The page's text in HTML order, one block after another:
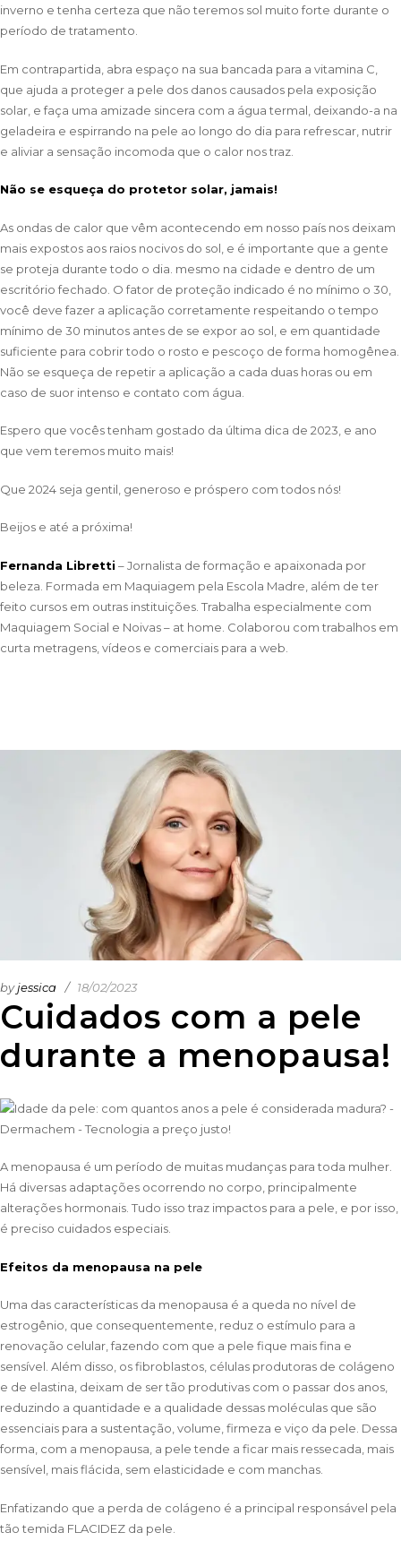
inverno e tenha certeza que não teremos sol muito forte durante o
período de tratamento.
Em contrapartida, abra espaço na sua bancada para a vitamina C,
que ajuda a proteger a pele dos danos causados pela exposição
solar, e faça uma amizade sincera com a água termal, deixando-a na
geladeira e espirrando na pele ao longo do dia para refrescar, nutrir
e aliviar a sensação incomoda que o calor nos traz.
Não se esqueça do protetor solar, jamais!
As ondas de calor que vêm acontecendo em nosso país nos deixam
mais expostos aos raios nocivos do sol, e é importante que a gente
se proteja durante todo o dia. mesmo na cidade e dentro de um
escritório fechado. O fator de proteção indicado é no mínimo o 30,
você deve fazer a aplicação corretamente respeitando o tempo
mínimo de 30 minutos antes de se expor ao sol, e em quantidade
suficiente para cobrir todo o rosto e pescoço de forma homogênea.
Não se esqueça de repetir a aplicação a cada duas horas ou em
caso de suor intenso e contato com água.
Espero que vocês tenham gostado da última dica de 2023, e ano
que vem teremos muito mais!
Que 2024 seja gentil, generoso e próspero com todos nós!
Beijos e até a próxima!
Fernanda Libretti – Jornalista de formação e apaixonada por
beleza. Formada em Maquiagem pela Escola Madre, além de ter
feito cursos em outras instituições. Trabalha especialmente com
Maquiagem Social e Noivas – at home. Colaborou com trabalhos em
curta metragens, vídeos e comerciais para a web.
Cuidados com a pele
durante a menopausa!
byjessica 18/02/2023
A menopausa é um período de muitas mudanças para toda mulher.
Há diversas adaptações ocorrendo no corpo, principalmente
alterações hormonais. Tudo isso traz impactos para a pele, e por isso,
é preciso cuidados especiais.
Efeitos da menopausa na pele
Uma das características da menopausa é a queda no nível de
estrogênio, que consequentemente, reduz o estímulo para a
renovação celular, fazendo com que a pele fique mais fina e
sensível. Além disso, os fibroblastos, células produtoras de colágeno
e de elastina, deixam de ser tão produtivas com o passar dos anos,
reduzindo a quantidade e a qualidade dessas moléculas que são
essenciais para a sustentação, volume, firmeza e viço da pele. Dessa
forma, com a menopausa, a pele tende a ficar mais ressecada, mais
sensível, mais flácida, sem elasticidade e com manchas.
Enfatizando que a perda de colágeno é a principal responsável pela
tão temida FLACIDEZ da pele.